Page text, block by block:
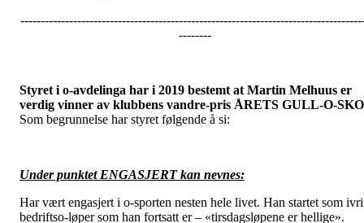
--------
Styret i o-avdelinga har i 2019 bestemt at Martin Melhuus er
verdig vinner av klubbens vandre-pris ÅRETS GULL-O-
Som begrunnelse har styret følgende å si:
Under punktet ENGASJERT kan nevnes:
Har vært engasjert i o-sporten nesten hele livet. Han startet som
bedriftso-løper som han fortsatt er – «tirsdagsløpene er hellige».